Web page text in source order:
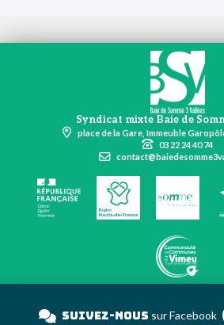
Syndicat mixte Baie de
place de la Gare, Immeuble
03 22 24 40 74
Suivez-noussur Faceb